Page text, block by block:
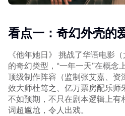
看点一：奇幻外壳的
《他年她日》 挑战了华语电影
的奇幻类型，“一年一天”在概念
顶级制作阵容（监制张艾嘉、资
效大师杜笃之、亿万票房配乐师
不如预期，不只在剧本逻辑上有
词超尴尬，令人出戏。